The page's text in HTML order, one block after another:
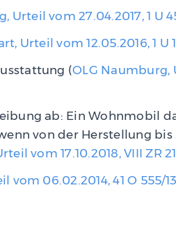
Urteil vom 27.04.2017, 1 U
Urteil vom 12.05.2016, 1 U
(OLG Naumburg,
ab: Ein Wohnmobil
von der Herstellung bis
vom 17.10.2018, VIII ZR
vom 06.02.2014, 41 O 555/